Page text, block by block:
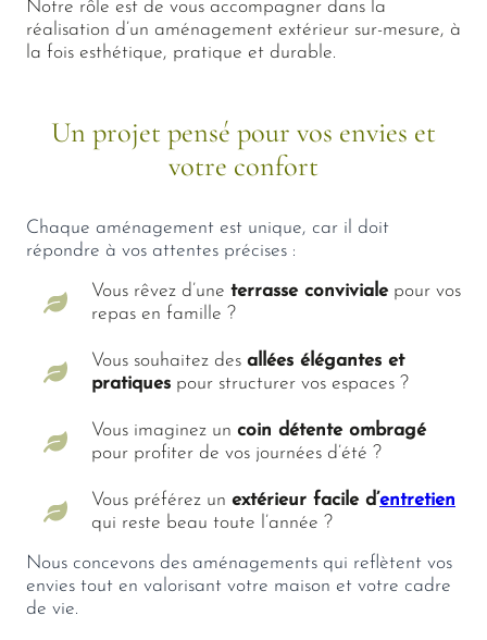
Notre rôle est de vous accompagner dans la
réalisation d’un aménagement extérieur sur-mesure, à
la fois esthétique, pratique et durable.
Un projet pensé pour vos envies et
votre confort
Chaque aménagement est unique, car il doit
répondre à vos attentes précises :
Vous rêvez d’une terrasse convivialepour vos
repas en famille ?
Vous souhaitez des allées élégantes et
pratiques pour structurer vos espaces ?
Vous imaginez un coin détente ombragé
pour profiter de vos journées d’été ?
Vous préférez un extérieur facile d’entretien
qui reste beau toute l’année ?
Nous concevons des aménagements qui reflètent vos
envies tout en valorisant votre maison et votre cadre
de vie.